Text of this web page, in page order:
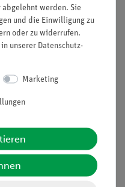
mit insgesamt 44
Fortpflanzung, Boden,
Zeitplanung, da
werden. Sie
und die Einwilligung zu
oder zu widerrufen.
unserer Daten­schutz­
Marketing